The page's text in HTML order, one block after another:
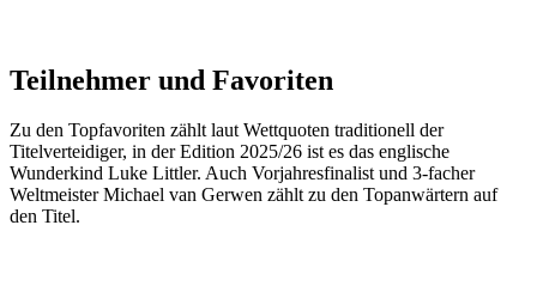
Teilnehmer und Favoriten
Zu den Topfavoriten zählt laut Wettquoten traditionell der
Titelverteidiger, in der Edition 2025/26 ist es das englische
Wunderkind Luke Littler. Auch Vorjahresfinalist und 3-facher
Weltmeister Michael van Gerwen zählt zu den Topanwärtern auf
den Titel.